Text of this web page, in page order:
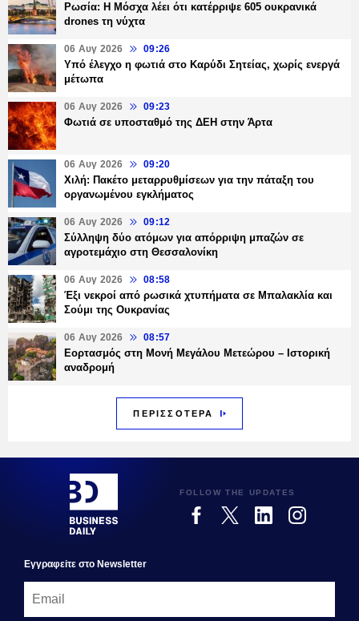
Ρωσία: Η Μόσχα λέει ότι κατέρριψε 605 ουκρανικά
drones τη νύχτα
06 Αυγ 2026 09:26
Υπό έλεγχο η φωτιά στο Καρύδι Σητείας, χωρίς ενεργά
μέτωπα
06 Αυγ 2026 09:23
Φωτιά σε υποσταθμό της ΔΕΗ στην Άρτα
06 Αυγ 2026 09:20
Χιλή: Πακέτο μεταρρυθμίσεων για την πάταξη του
οργανωμένου εγκλήματος
06 Αυγ 2026 09:12
Σύλληψη δύο ατόμων για απόρριψη μπαζών σε
αγροτεμάχιο στη Θεσσαλονίκη
06 Αυγ 2026 08:58
Έξι νεκροί από ρωσικά χτυπήματα σε Μπαλακλία και
Σούμι της Ουκρανίας
06 Αυγ 2026 08:57
Εορτασμός στη Μονή Μεγάλου Μετεώρου – Ιστορική
αναδρομή
ΠΕΡΙΣΣΟΤΕΡΑ
FOLLOW THE UPDATES
Εγγραφεiτε στο Newsletter